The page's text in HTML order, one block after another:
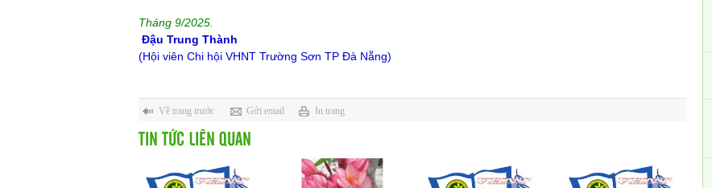
Tháng 9/2025.
Đậu Trung Thành
(Hội viên Chi hội VHNT Trường Sơn TP Đà Nẵng)
Về trang trước Gửi email In trang
TIN TỨC LIÊN QUAN